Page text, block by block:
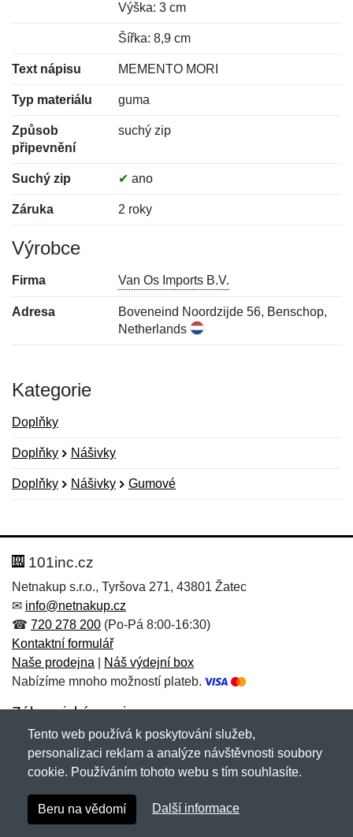
Výška: 3 cm
Šířka: 8,9 cm
Text nápisu MEMENTO MORI
Typ materiálu guma
Způsob
připevnění
suchý zip
Suchý zip ✔ ano
Záruka 2 roky
Výrobce
Firma Van Os Imports B.V.
Adresa
Boveneind Noordzijde 56, Benschop,
Netherlands
Kategorie
Doplňky
Doplňky Nášivky
Doplňky Nášivky Gumové
Hodnocení:
Jméno: *
Zpráva*
Jméno:
E-mail:*
101inc.cz
Netnakup s.r.o., Tyršova 271, 43801 Žatec
✉ info@netnakup.cz
☎ 720 278 200 (Po-Pá 8:00-16:30)
Kontaktní formulář
Naše prodejna
Náš výdejní box
Nabízíme mnoho možností plateb.
Zákaznický servis
Novinky emailem
Copyright © 2007-2026 (19 let s vámi)Netnakup.cz
NetIQ. Všechna práva vyhrazena.
Tento web používá k poskytování služeb,
personalizaci reklam a analýze návštěvnosti soubory
cookie. Používáním tohoto webu s tím souhlasíte.
Beru na vědomí Další informace